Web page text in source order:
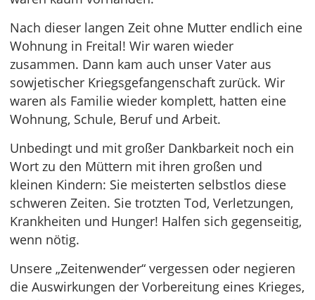
Nach dieser langen Zeit ohne Mutter endlich eine
Wohnung in Freital! Wir waren wieder
zusammen. Dann kam auch unser Vater aus
sowjetischer Kriegsgefangenschaft zurück. Wir
waren als Familie wieder komplett, hatten eine
Wohnung, Schule, Beruf und Arbeit.
Unbedingt und mit großer Dankbarkeit noch ein
Wort zu den Müttern mit ihren großen und
kleinen Kindern: Sie meisterten selbstlos diese
schweren Zeiten. Sie trotzten Tod, Verletzungen,
Krankheiten und Hunger! Halfen sich gegenseitig,
wenn nötig.
Unsere „Zeitenwender“ vergessen oder negieren
die Auswirkungen der Vorbereitung eines Krieges,